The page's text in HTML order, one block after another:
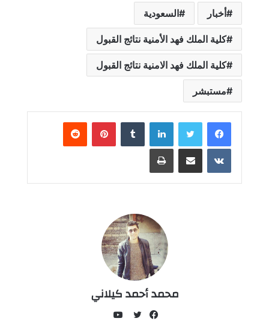
أخبار السعودية
كلية الملك فهد الأمنية نتائج القبول
كلية الملك فهد الامنية نتائج القبول
مستبشر
لينكدإن بينتيريست
مشاركة عبر البريد طباعة
محمد أحمد كيلاني